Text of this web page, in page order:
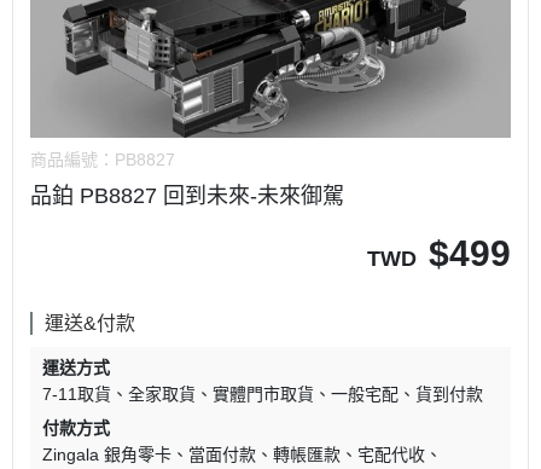
商品編號： PB8827
品鉑 PB8827 回到未來-未來御駕
TWD $499
運送&付款
運送方式
7-11取貨
全家取貨 實體門市取貨 一般宅配
貨到付款
付款方式
Zingala 銀角零卡
當面付款 轉帳匯款
宅配代收